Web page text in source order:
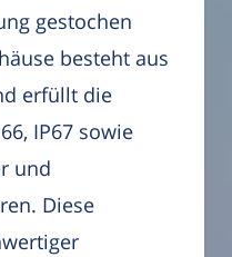
gestochen
besteht aus
erfüllt die
IP67 sowie
und
Diese